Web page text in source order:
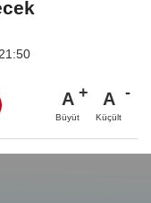
A
Büyüt
A
Küçült